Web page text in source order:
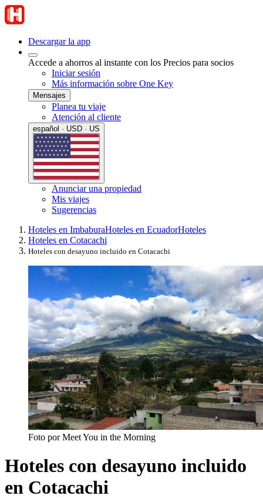
Descargar la app
Accede a ahorros al instante con los Precios para socios
Iniciar sesión
Más información sobre One Key
Mensajes
Planea tu viaje
Atención al cliente
español · USD · US
Anunciar una propiedad
Mis viajes
Sugerencias
Hoteles en ImbaburaHoteles en EcuadorHoteles
Hoteles en Cotacachi
Hoteles con desayuno incluido en Cotacachi
Foto por Meet You in the Morning
Hoteles con desayuno incluido
en Cotacachi